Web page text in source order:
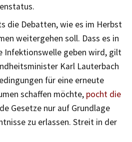
die Debatten, wie es im Herbst
weitergehen soll. Dass es in
Infektionswelle geben wird, gilt
Karl Lauterbach
für eine erneute
schaffen möchte, pocht die
Gesetze nur auf Grundlage
zu erlassen. Streit in der